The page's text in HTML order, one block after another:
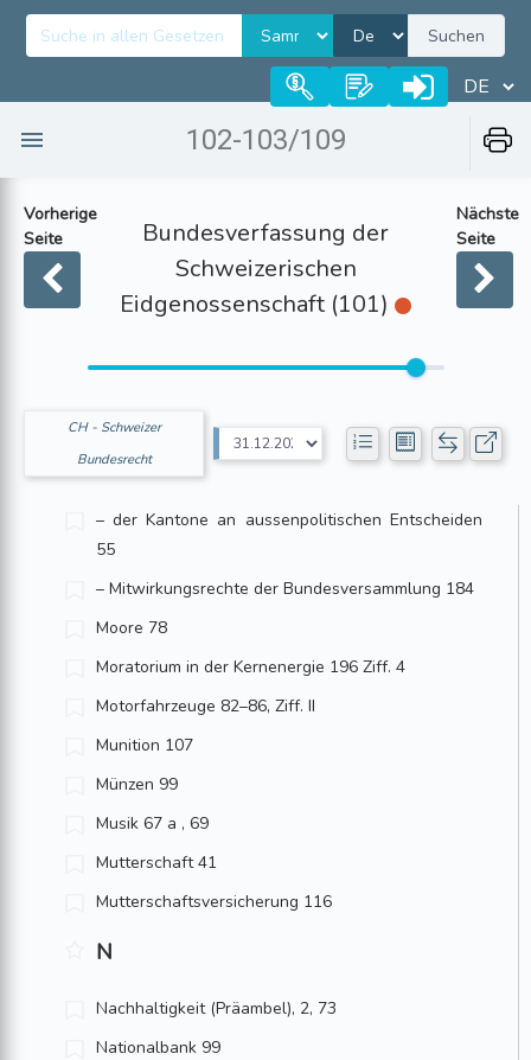
Suchen
102-103/109
Vorherige
Seite
Bundesverfassung der
Schweizerischen
Eidgenossenschaft (101)
Nächste
Seite
CH - Schweizer
Bundesrecht
– der Kantone an aussenpolitischen Entscheiden
55
– Mitwirkungsrechte der Bundes­versammlung 184
Moore 78
Moratorium in der Kernenergie 196 Ziff. 4
Motorfahrzeuge 82–86, Ziff. II
Munition 107
Münzen 99
Musik 67 a , 69
Mutterschaft 41
Mutterschaftsversicherung 116
N
Nachhaltigkeit (Präambel), 2, 73
Nationalbank 99